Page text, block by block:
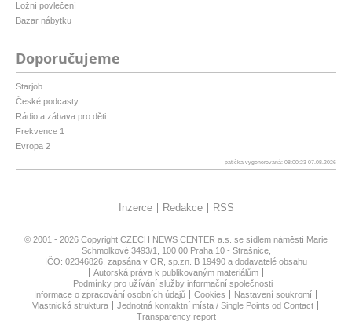
Ložní povlečení
Bazar nábytku
Doporučujeme
Starjob
České podcasty
Rádio a zábava pro děti
Frekvence 1
Evropa 2
patička vygenerovaná: 08:00:23 07.08.2026
Inzerce Redakce RSS
© 2001 - 2026 Copyright CZECH NEWS CENTER a.s. se sídlem náměstí Marie
Schmolkové 3493/1, 100 00 Praha 10 - Strašnice,
IČO: 02346826, zapsána v OR, sp.zn. B 19490 a dodavatelé obsahu
Autorská práva k publikovaným materiálům
Podmínky pro užívání služby informační společnosti
Informace o zpracování osobních údajů
Cookies
Nastavení soukromí
Vlastnická struktura
Jednotná kontaktní místa / Single Points od Contact
Transparency report